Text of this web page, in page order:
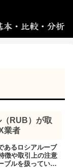
（RUB）が取
業者
あるロシアルーブ
徴や取引上の注意
ブルを扱っている